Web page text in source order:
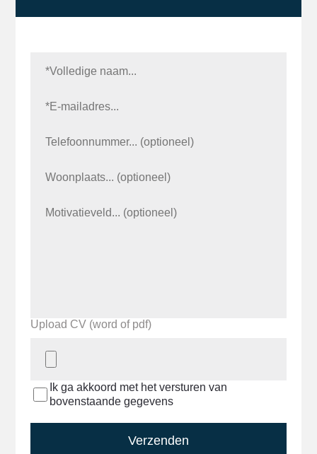
Upload CV (word of pdf)
Ik ga akkoord met het versturen van
bovenstaande gegevens
Verzenden